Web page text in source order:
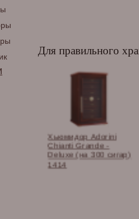
Для правильного
Хьюмидор Adorini
Chianti Grande -
Deluxe (на 300 сигар)
1414